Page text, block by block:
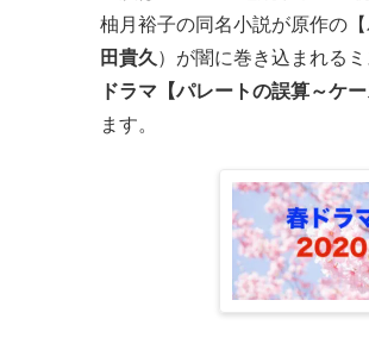
柚月裕子の同名小説が原作の
田貴久 ）が闇に巻き込まれるミ
ドラマ【パレートの誤算～ケ
ます。